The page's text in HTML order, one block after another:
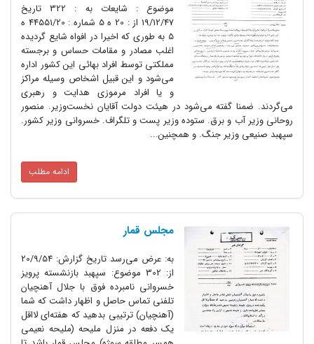
موضوع : شایعات به : 322 تاریخ
19/12/47 از : 20 ه 5 شماره : 44551/20 ه
5 به طورى که اخیرا در افواه شایع گردیده
اغلب مصادر و مقامات حساس و برجسته
مملکتى توسط افراد بهائى این کشور اداره
مى‌شود و این قبیل اشخاص وسیله مراکز
و یا افراد مرموزى هدایت و رهبرى
گفته مى‌شود در هیئت دولت آقایان نخست‌وزیر. منصور
و برق. ستوده وزیر پست و تلگراف. خسروانى وزیر کشور.
جنگ. و همچنین...
مجلس قمار
به: عرض می‌رسد تاریخ گزارش: 20/9/54
از: 302 موضوع: سپهبد بازنشسته پرویز
خسروانی نامبرده فوق با جلال آهنچیان
تلفنی تماس حاصل و اظهار داشت که شما
(آهنچیان) ترتیبی بدهید که هفته‌ای لااقل
یک دفعه در منزل ملیحه (ملیحه نعیمی